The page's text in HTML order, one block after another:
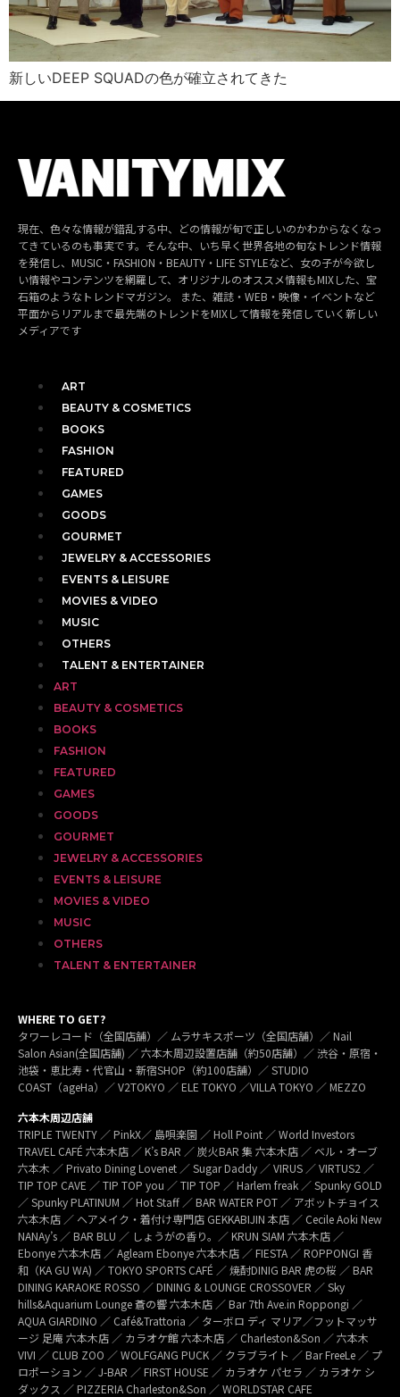
新しいDEEP SQUADの色が確立されてきた
現在、色々な情報が錯乱する中、どの情報が旬で正しいのかわからなくなっ
てきているのも事実です。そんな中、いち早く世界各地の旬なトレンド情報
を発信し、MUSIC・FASHION・BEAUTY・LIFE STYLEなど、女の子が今欲し
い情報やコンテンツを網羅して、オリジナルのオススメ情報もMIXした、宝
石箱のようなトレンドマガジン。 また、雑誌・WEB・映像・イベントなど
平面からリアルまで最先端のトレンドをMIXして情報を発信していく新しい
メディアです
ART
BEAUTY & COSMETICS
BOOKS
FASHION
FEATURED
GAMES
GOODS
GOURMET
JEWELRY & ACCESSORIES
EVENTS & LEISURE
MOVIES & VIDEO
MUSIC
OTHERS
TALENT & ENTERTAINER
ART
BEAUTY & COSMETICS
BOOKS
FASHION
FEATURED
GAMES
GOODS
GOURMET
JEWELRY & ACCESSORIES
EVENTS & LEISURE
MOVIES & VIDEO
MUSIC
OTHERS
TALENT & ENTERTAINER
WHERE TO GET?
タワーレコード（全国店舗）／ ムラサキスポーツ（全国店舗）／ Nail
Salon Asian(全国店舗) ／ 六本木周辺設置店舗（約50店舗）／ 渋谷・原宿・
池袋・恵比寿・代官山・新宿SHOP（約100店舗）／ STUDIO
COAST（ageHa）／ V2TOKYO ／ ELE TOKYO ／VILLA TOKYO ／ MEZZO
六本木周辺店舗
TRIPLE TWENTY ／ PinkX／ 島唄楽園 ／ Holl Point ／ World Investors
TRAVEL CAFÉ 六本木店 ／ K’s BAR ／ 炭火BAR 集 六本木店 ／ ベル・オーブ
六本木 ／ Privato Dining Lovenet ／ Sugar Daddy ／ VIRUS ／ VIRTUS2 ／
TIP TOP CAVE ／ TIP TOP you ／ TIP TOP ／ Harlem freak ／ Spunky GOLD
／ Spunky PLATINUM ／ Hot Staff ／ BAR WATER POT ／ アボットチョイス
六本木店 ／ ヘアメイク・着付け専門店 GEKKABIJIN 本店 ／ Cecile Aoki New
NANAy’s ／ BAR BLU ／ しょうがの香り。／ KRUN SIAM 六本木店 ／
Ebonye 六本木店 ／ Agleam Ebonye 六本木店 ／ FIESTA ／ ROPPONGI 香
和（KA GU WA) ／ TOKYO SPORTS CAFÉ ／ 焼酎DINIG BAR 虎の桜 ／ BAR
DINING KARAOKE ROSSO ／ DINING & LOUNGE CROSSOVER ／ Sky
hills&Aquarium Lounge 蒼の響 六本木店 ／ Bar 7th Ave.in Roppongi ／
AQUA GIARDINO ／ Café&Trattoria ／ ターボロ ディ マリア／フットマッサ
ージ 足庵 六本木店 ／ カラオケ館 六本木店 ／ Charleston&Son ／ 六本木
VIVI ／ CLUB ZOO ／ WOLFGANG PUCK ／ クラブライト ／ Bar FreeLe ／ プ
ロポーション ／ J-BAR ／ FIRST HOUSE ／ カラオケ パセラ ／ カラオケ シ
ダックス ／ PIZZERIA Charleston&Son ／ WORLDSTAR CAFE